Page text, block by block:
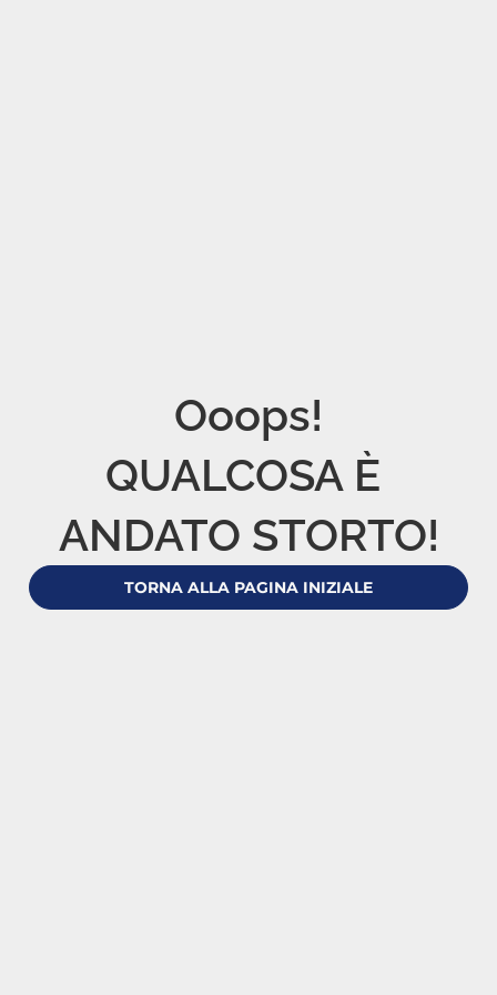
Ooops!
QUALCOSA È
ANDATO STORTO!
TORNA ALLA PAGINA INIZIALE